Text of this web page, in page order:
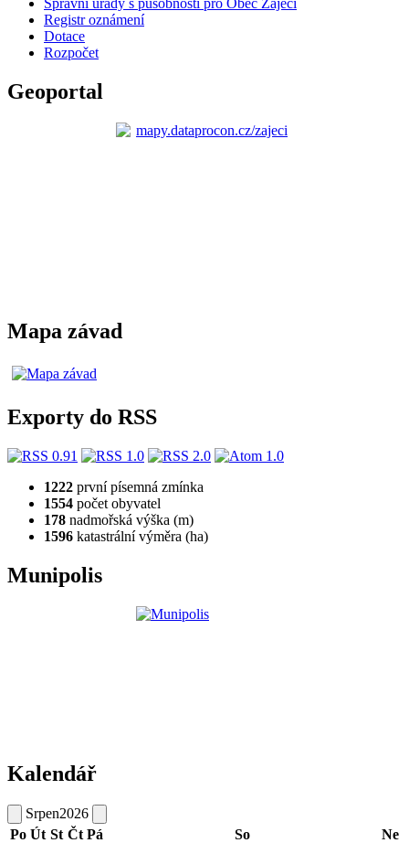
Registr oznámení
Dotace
Rozpočet
Geoportal
Mapa závad
Exporty do RSS
1222 první písemná zmínka
1554 počet obyvatel
178 nadmořská výška (m)
1596 katastrální výměra (ha)
Munipolis
Kalendář
Srpen2026
Po Út St Čt Pá So
Ne